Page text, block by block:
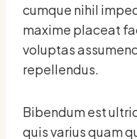
cumque nihil
maxime placeat
voluptas
repellendus.
Bibendum est
quis varius quam